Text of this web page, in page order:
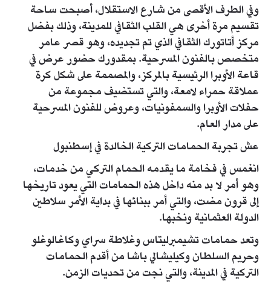
وفي الطرف الأقصى من شارع الاستقلال، أصبحت ساحة
تقسيم مرة أخرى هي القلب الثقافي للمدينة، وذلك بفضل
مركز أتاتورك الثقافي الذي تم تجديده، وهو قصر عامر
متخصص بالفنون المسرحية. بمقدورك حضور عرض في
قاعة الأوبرا الرئيسية بالمركز، والمصممة على شكل كرة
عملاقة حمراء لامعة، والتي تستضيف مجموعة من
حفلات الأوبرا والسمفونيات، وعروض للفنون المسرحية
على مدار العام.
عش تجربة الحمامات التركية الخالدة في إسطنبول
انغمس في فخامة ما يقدمه الحمام التركي من خدمات،
وهو أمر لا بد منه داخل هذه الحمامات التي يعود تاريخها
إلى قرون مضت، والتي أمر ببنائها في بداية الأمر سلاطين
الدولة العثمانية ونخبها.
وتعد حمامات تشيمبرليتاس وغلاطة سراي وكاغالوغلو
وحريم السلطان وكيليشالي باشا من أقدم الحمامات
التركية في المدينة، والتي نجت من تحديات الزمن.